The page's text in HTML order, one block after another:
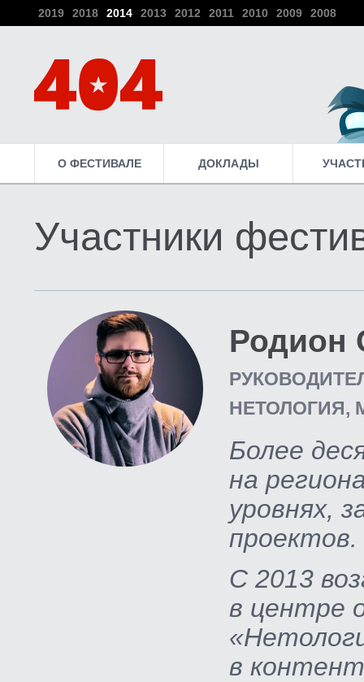
2019 2018 2014 2013 2012 2011 2010 2009 2008
О ФЕСТИВАЛЕ ДОКЛАДЫ
Участники
Родион
НЕТОЛОГИЯ,
Более
на
уровнях,
проектов.
С 2013
в центре
в